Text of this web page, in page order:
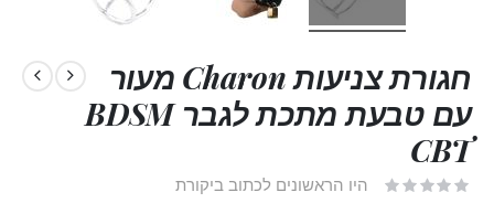
חגורת צניעות Charon מעור
עם טבעת מתכת לגבר BDSM
CBT
היו הראשונים לכתוב ביקורת